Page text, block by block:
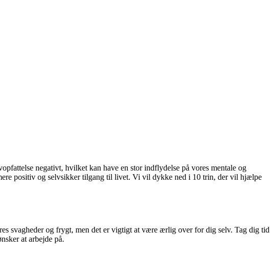
negativt, hvilket kan have en stor indflydelse på vores mentale og
positiv og selvsikker tilgang til livet. Vi vil dykke ned i 10 trin, der vil hjælpe
svagheder og frygt, men det er vigtigt at være ærlig over for dig selv. Tag dig tid
at arbejde på.